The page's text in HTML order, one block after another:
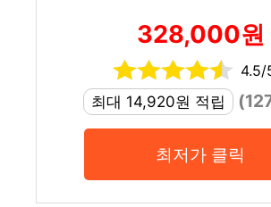
328,000원
4.5/
최대 14,920원 적립
최저가 클릭